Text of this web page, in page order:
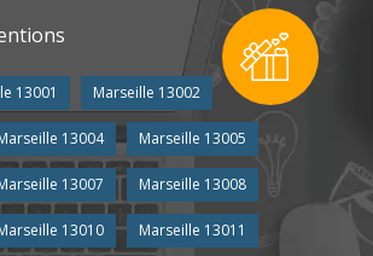
13001 Marseille 13002
13004 Marseille 13005
13007 Marseille 13008
13010 Marseille 13011